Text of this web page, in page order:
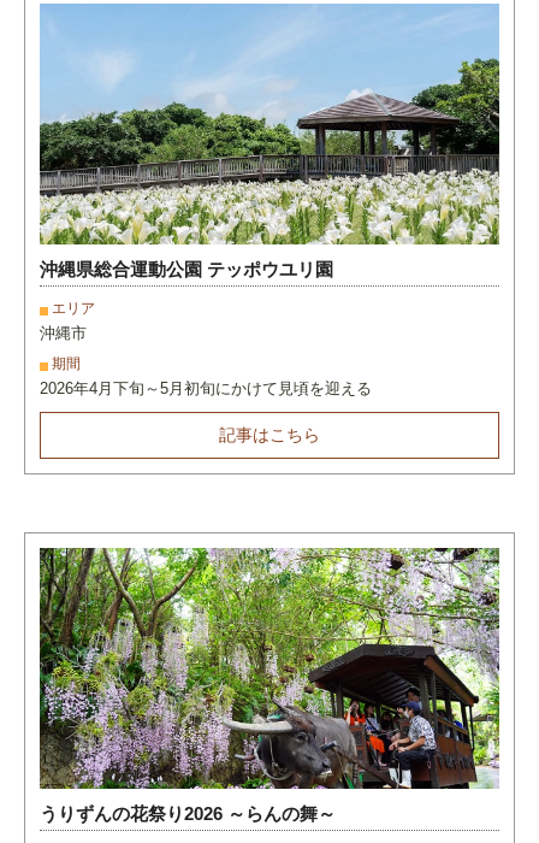
沖縄県総合運動公園 テッポウユリ園
エリア
沖縄市
期間
2026年4月下旬～5月初旬にかけて見頃を迎える
記事はこちら
うりずんの花祭り2026 ～らんの舞～